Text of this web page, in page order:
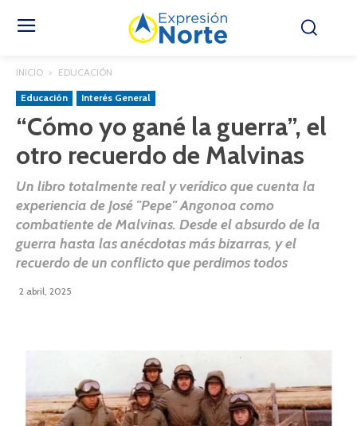
INICIO EDUCACIÓN
Educación Interés General
“Cómo yo gané la guerra”, el
otro recuerdo de Malvinas
Un libro totalmente real y verídico que cuenta la
experiencia de José "Pepe" Angonoa como
combatiente de Malvinas. Desde el absurdo de la
guerra hasta las anécdotas más bizarras, y el
recuerdo de un conflicto que perdimos todos
2 abril, 2025